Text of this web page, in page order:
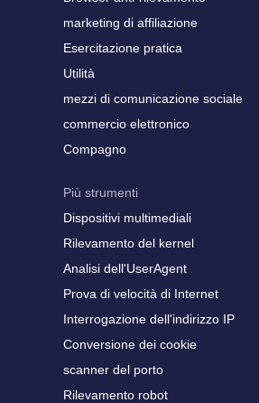
marketing di affiliazione
Esercitazione pratica
Utilità
mezzi di comunicazione sociale
commercio elettronico
Compagno
Più strumenti
Dispositivi multimediali
Rilevamento del kernel
Analisi dell'UserAgent
Prova di velocità di Internet
Interrogazione dell'indirizzo IP
Conversione dei cookie
scanner del porto
Rilevamento robot